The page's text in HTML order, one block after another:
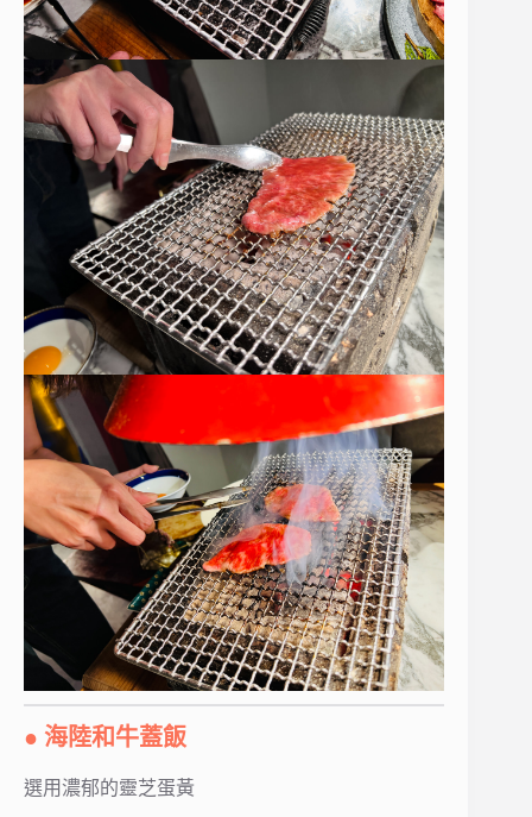
● 海陸和牛蓋飯
選用濃郁的靈芝蛋黃